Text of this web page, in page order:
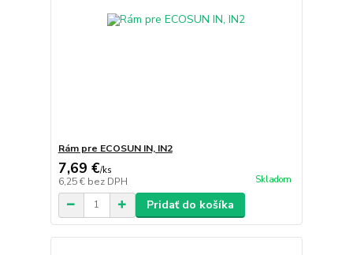
Rám pre ECOSUN IN, IN2
7,69 €/ks
6,25 € bez DPH Skladom
Pridať do košíka